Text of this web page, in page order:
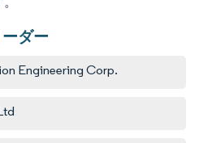
ダー
Engineering Corp.